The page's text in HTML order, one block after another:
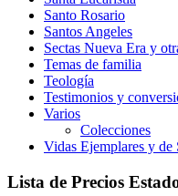
Santo Rosario
Santos Angeles
Sectas Nueva Era y
Temas de familia
Teología
Testimonios y
Varios
Colecciones
Vidas Ejemplares y de
Lista de Precios